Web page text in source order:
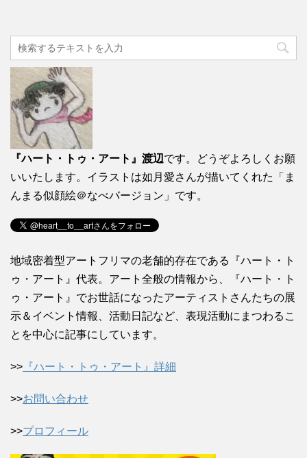
『ハート・トゥ・アート』渡辺です。どうぞよろしくお願
いいたします。イラストは如月愛さんが描いてくれた「ま
んまる似顔絵＠なべバージョン」です。
地域密着型アートフリマの老舗的存在である『ハート・ト
ゥ・アート』代表。アート全般の情報から、『ハート・ト
ゥ・アート』でお世話になったアーティストさんたちの展
示＆イベント情報、活動日記など、表現活動にまつわるこ
とを中心に記事にしています。
>> 『ハート・トゥ・アート』詳細
>>お問い合わせ
>>プロフィール